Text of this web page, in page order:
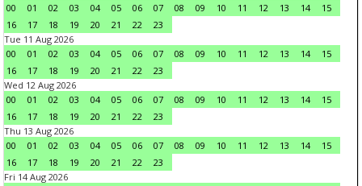
00
01 02 03 04 05 06 07 08 09 10 11 12 13 14
15
16
17 18 19 20 21 22
23
Tue 11 Aug 2026
00
01 02 03 04 05 06 07 08 09 10 11 12 13 14
15
16
17 18 19 20 21 22
23
Wed 12 Aug 2026
00
01 02 03 04 05 06 07 08 09 10 11 12 13 14
15
16
17 18 19 20 21 22
23
Thu 13 Aug 2026
00
01 02 03 04 05 06 07 08 09 10 11 12 13 14
15
16
17 18 19 20 21 22
23
Fri 14 Aug 2026